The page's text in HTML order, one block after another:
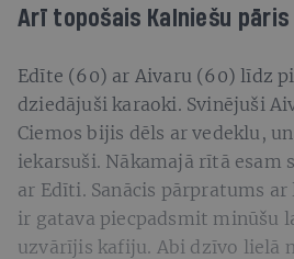
Arī topošais Kalniešu pāris
Edīte (60) ar Aivaru (60) līdz
dziedājuši karaoki. Svinējuši
Ciemos bijis dēls ar vedeklu,
iekarsuši. Nākamajā rītā esam
ar Edīti. Sanācis pārpratums
ir gatava piecpadsmit minūšu
uzvārījis kafiju. Abi dzīvo lielā